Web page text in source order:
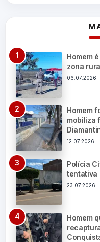
Homem
zona
06.07.2026
Homem
mobiliza
12.07.2026
Polícia
tentativa
23.07.2026
Homem